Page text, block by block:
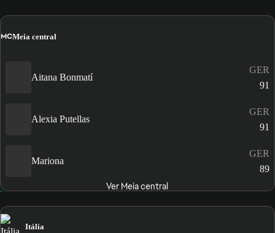
MCMeia central
Aitana Bonmatí
GER
91
Alexia Putellas
GER
91
Mariona
GER
89
Ver Meia central
Itália